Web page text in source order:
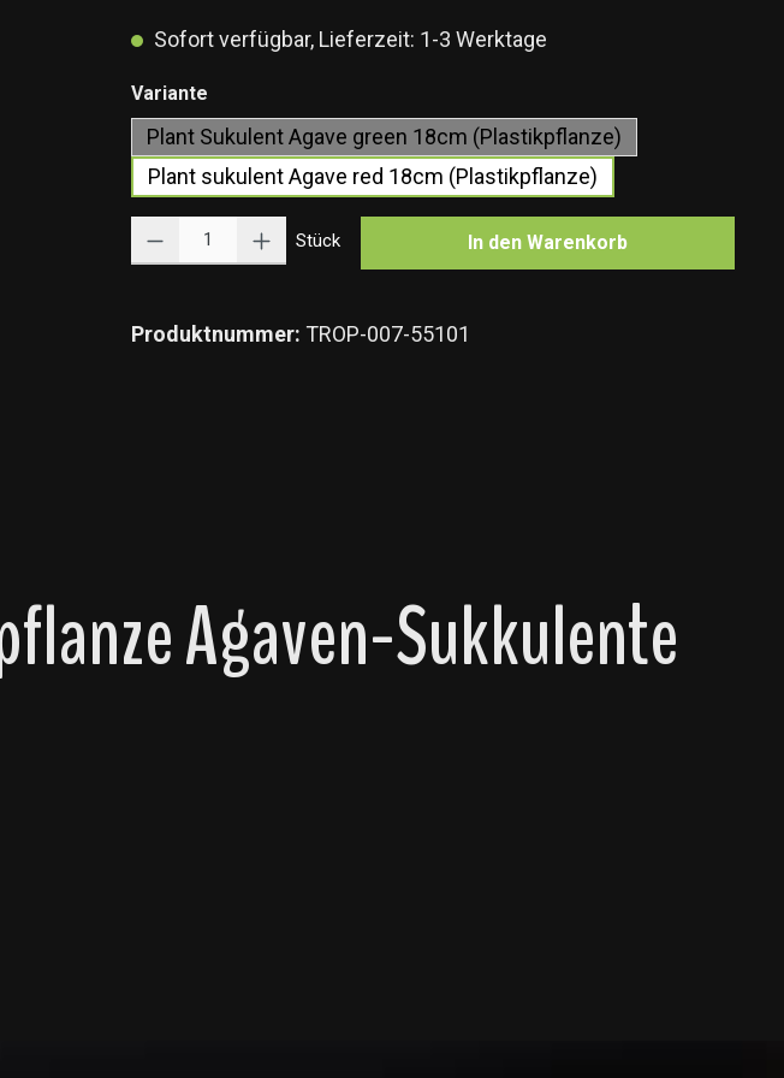
Sofort verfügbar, Lieferzeit: 1-3 Werktage
Varianteauswählen
Plant Sukulent Agave green 18cm (Plastikpflanze)
Plant sukulent Agave red 18cm (Plastikpflanze)
Stück In den Warenkorb
Produktnummer: TROP-007-55101
Agaven-Sukkulente